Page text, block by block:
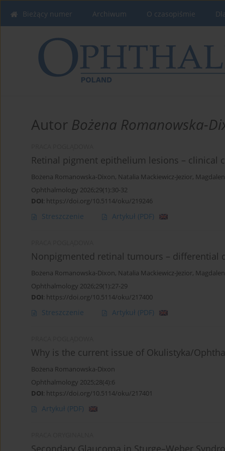
Bieżący numer Archiwum O czasopiśmie
Autor Bożena Romanowska-
Retinal pigment epithelium lesions – clinical
Bożena Romanowska-Dixon, Natalia Mackiewicz-Jezior,
Ophthalmology 2026;29(1):30-32
DOI: https://doi.org/10.5114/oku/219246
Streszczenie Artykuł (PDF)
Nonpigmented retinal tumours – differential
Bożena Romanowska-Dixon, Natalia Mackiewicz-Jezior,
Ophthalmology 2026;29(1):27-29
DOI: https://doi.org/10.5114/oku/217400
Streszczenie Artykuł (PDF)
Why is the current issue of Okulistyka/
Bożena Romanowska-Dixon
Ophthalmology 2025;28(4):6
DOI: https://doi.org/10.5114/oku/217401
Artykuł (PDF)